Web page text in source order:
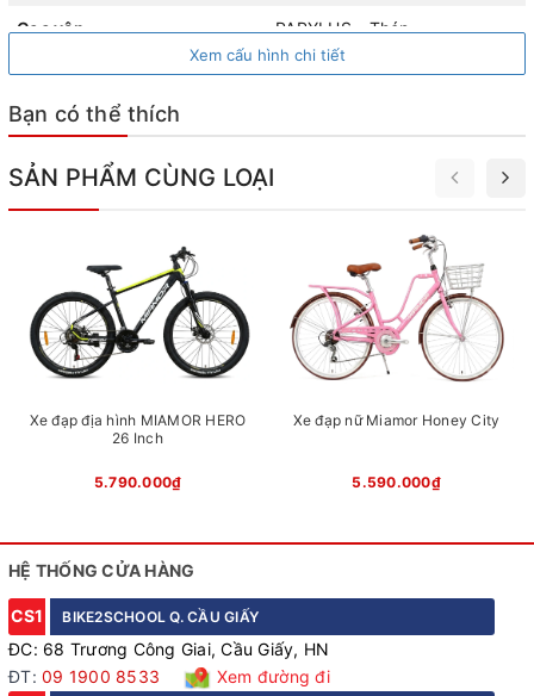
Vận hành êm ái nhờ phuộc nhún giảm xóc
Mẫu xe địa hìnhnày được trang bị phuộc nhún giảm xóc
những cung đường gồ ghề. Kết hợp cùng bộ lốp NYLON
trượt và tăng khả năng kiểm soát, đảm bảo an toàn cũng
như sự thoải mái cho người lái.
Phuộc nhún giảm xóc
Cọc yên PAPYLUS - Thép
Tay lái PAPYLUS - Thép cường lực
Cổ lái
Chiều cao phù hợp xe
Xuất xứ
Xem cấu hình chi tiết
Bạn có thể thích
SẢN PHẨM CÙNG LOẠI
Xe đạp địa hình MIAMOR HERO
26 Inch
5.790.000₫
Xe đạp nữ Miamor Honey City
5.590.000₫
HỆ THỐNG CỬA HÀNG
CS1 BIKE2SCHOOL Q. CẦU GIẤY
ĐC: 68 Trương Công Giai, Cầu Giấy, HN
ĐT: 09 1900 8533
Xem đường đi